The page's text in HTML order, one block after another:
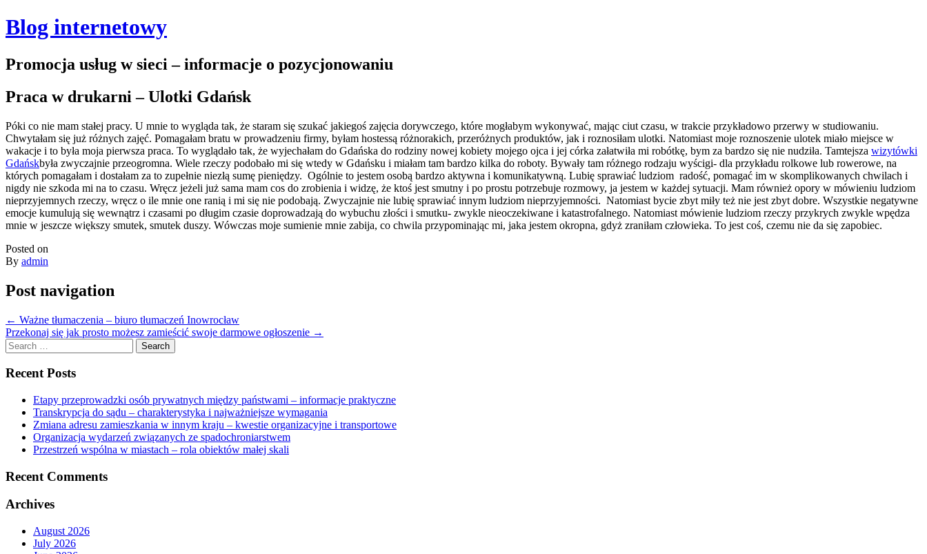
Blog internetowy
Promocja usług w sieci – informacje o pozycjonowaniu
Praca w drukarni – Ulotki Gdańsk
Póki co nie mam stałej pracy. U mnie to wygląda tak, że staram się szukać jakiegoś zajęcia dorywczego, które mogłabym wykonywać, mając ciut czasu, w trakcie przykładowo przerwy w studiowaniu.
Chwytałam się już różnych zajęć. Pomagałam bratu w prowadzeniu firmy, byłam hostessą różnorakich, przeróżnych produktów, jak i roznosiłam ulotki. Natomiast moje roznoszenie ulotek miało miejsce w
wakacje i to była moja pierwsza praca. To wyglądało tak, że wyjechałam do Gdańska do rodziny nowej kobiety mojego ojca i jej córka załatwiła mi robótkę, bym za bardzo się nie nudziła. Tamtejsza wizytówki
Gdańskbyła zwyczajnie przeogromna. Wiele rzeczy podobało mi się wtedy w Gdańsku i miałam tam bardzo kilka do roboty. Bywały tam różnego rodzaju wyścigi- dla przykładu rolkowe lub rowerowe, na
których pomagałam i dostałam za to zupełnie niezłą sumę pieniędzy. Ogólnie to jestem osobą bardzo aktywna i komunikatywną. Lubię sprawiać ludziom radość, pomagać im w skomplikowanych chwilach i
nigdy nie szkoda mi na to czasu. Wręcz jeżeli już sama mam cos do zrobienia i widzę, że ktoś jest smutny i po prostu potrzebuje rozmowy, ja jestem w każdej sytuacji. Mam również opory w mówieniu ludziom
nieprzyjemnych rzeczy, wręcz o ile mnie one ranią i mi się nie podobają. Zwyczajnie nie lubię sprawiać innym ludziom nieprzyjemności. Natomiast bycie zbyt miły też nie jest zbyt dobre. Wszystkie negatywne
emocje kumulują się wewnątrz i czasami po długim czasie doprowadzają do wybuchu złości i smutku- zwykle nieoczekiwane i katastrofalnego. Natomiast mówienie ludziom rzeczy przykrych zwykle wpędza
mnie w jeszcze większy smutek, smutek duszy. Wówczas moje sumienie mnie zabija, co chwila przypominając mi, jaka jestem okropna, gdyż zraniłam człowieka. To jest coś, czemu nie da się zapobiec.
Posted on
By admin
Post navigation
← Ważne tłumaczenia – biuro tłumaczeń Inowrocław
Przekonaj się jak prosto możesz zamieścić swoje darmowe ogłoszenie →
Search
for:
Recent Posts
Etapy przeprowadzki osób prywatnych między państwami – informacje praktyczne
Transkrypcja do sądu – charakterystyka i najważniejsze wymagania
Zmiana adresu zamieszkania w innym kraju – kwestie organizacyjne i transportowe
Organizacja wydarzeń związanych ze spadochroniarstwem
Przestrzeń wspólna w miastach – rola obiektów małej skali
Recent Comments
Archives
August 2026
July 2026